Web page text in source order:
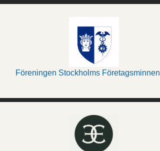
Föreningen Stockholms Företagsminnen